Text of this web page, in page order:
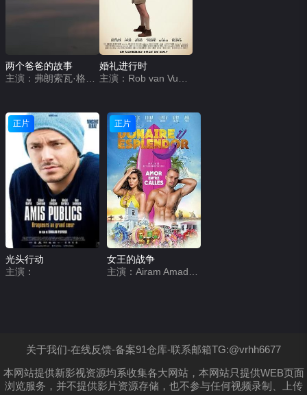
两个爸爸的故事​
主演：弗朗索瓦·格扎维埃·德梅松 伊莎贝尔·卡雷
婚礼进行时
主演：Rob van Vuuren
正片
光头行动
主演：
正片
女王的战争
主演：Airam Amador,Alejandra Araúz,Rolando Athanasiadis,Orlando Barroso,Sara Bello,Yiniva Cardenas,Elmis Castillo,Gregory Clark,Nilka Denny,Amanda Diaz,Lupita Ferrer,Augusto Galindez,Gaby Garrido,Gaby Gnazzo,Marisín Luzcando,Paul Novoa,Lorna Paz,Ana Pérez,
关于我们-在线反馈-备案91仓库-联系邮箱TG:@vrhh6677
本网站提供新影视资源均系收集各大网站，本网站只提供WEB页面
浏览服务，并不提供影片资源存储，也不参与任何视频录制、上传